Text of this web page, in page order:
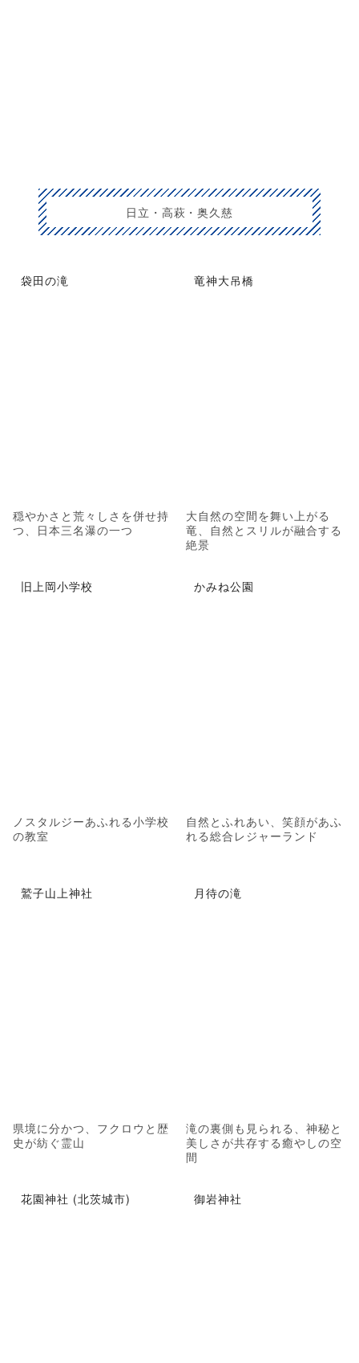
日立・高萩・奥久慈
袋田の滝
穏やかさと荒々しさを併せ持
つ、日本三名瀑の一つ
竜神大吊橋
大自然の空間を舞い上がる
竜、自然とスリルが融合する
絶景
旧上岡小学校
ノスタルジーあふれる小学校
の教室
かみね公園
自然とふれあい、笑顔があふ
れる総合レジャーランド
鷲子山上神社
県境に分かつ、フクロウと歴
史が紡ぐ霊山
月待の滝
滝の裏側も見られる、神秘と
美しさが共存する癒やしの空
間
花園神社 (北茨城市) 御岩神社